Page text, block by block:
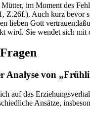
im Moment des
Z.26f.). Auch kurz
lieben Gott
wird. Sie wendet sich
Analyse von
auf das
Ansätze,